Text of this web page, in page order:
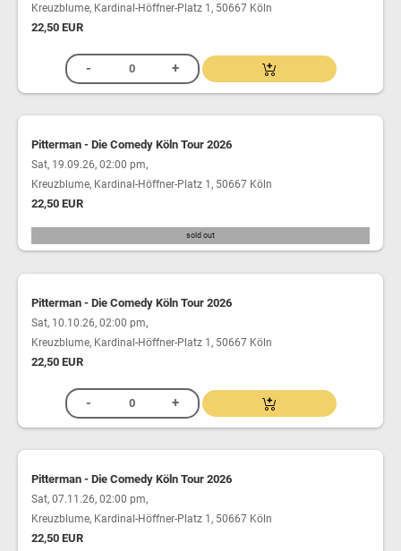
Kreuzblume, Kardinal-Höffner-Platz 1, 50667 Köln
22,50 EUR
Pitterman - Die Comedy Köln Tour 2026
Sat, 19.09.26, 02:00 pm,
Kreuzblume, Kardinal-Höffner-Platz 1, 50667 Köln
22,50 EUR
sold out
Pitterman - Die Comedy Köln Tour 2026
Sat, 10.10.26, 02:00 pm,
Kreuzblume, Kardinal-Höffner-Platz 1, 50667 Köln
22,50 EUR
Pitterman - Die Comedy Köln Tour 2026
Sat, 07.11.26, 02:00 pm,
Kreuzblume, Kardinal-Höffner-Platz 1, 50667 Köln
22,50 EUR